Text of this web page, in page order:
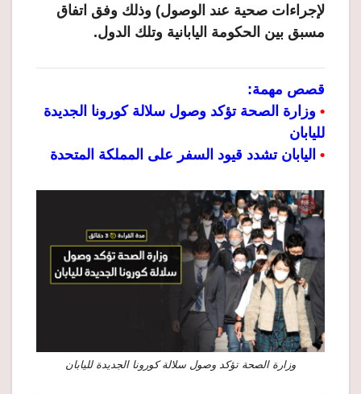
لإجراءات صحية عند الوصول) وذلك وفق اتفاق
مسبق بين الحكومة اليابانية وتلك الدول.
قصص مهمة:
• وزارة الصحة تؤكد وصول سلالة كورونا الجديدة
لليابان
• اليابان تشدد قيود السفر على المملكة المتحدة
وزارة الصحة تؤكد وصول سلالة كورونا الجديدة لليابان